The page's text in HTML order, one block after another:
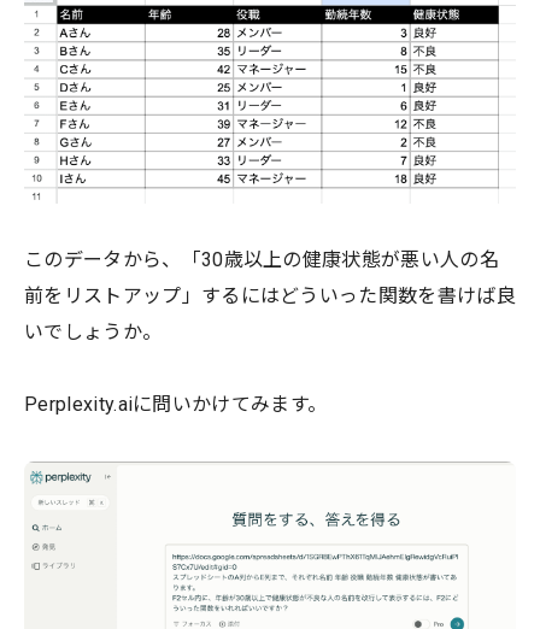
このデータから、「30歳以上の健康状態が悪い人の名
前をリストアップ」するにはどういった関数を書けば良
いでしょうか。
Perplexity.aiに問いかけてみます。